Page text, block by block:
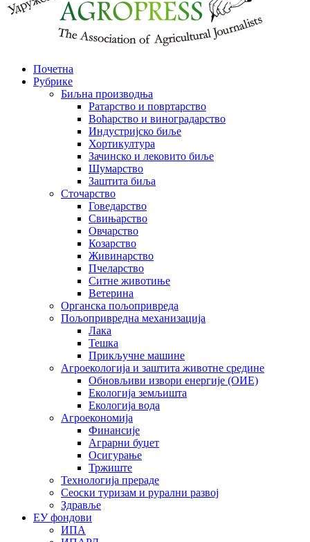
Почетна
Рубрике
Биљна производња
Ратарство и повртарство
Воћарство и виноградарство
Индустријско биље
Хортикултура
Зачинско и лековито биље
Шумарство
Заштита биља
Сточарство
Говедарство
Свињарство
Овчарство
Козарство
Живинарство
Пчеларство
Ситне животиње
Ветерина
Органска пољопривреда
Пољопривредна механизација
Лака
Тешка
Прикључне машине
Агроекологија и заштита животне средине
Обновљиви извори енергије (ОИЕ)
Екологија земљишта
Екологија вода
Агроекономија
Финансије
Аграрни буџет
Осигурање
Тржиште
Технологија прераде
Сеоски туризам и рурални развој
Здравље
ЕУ фондови
ИПА